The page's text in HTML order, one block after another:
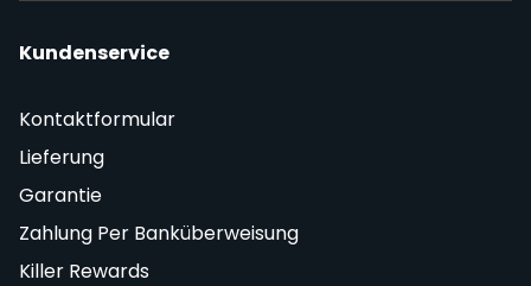
Kundenservice
Kontaktformular
Lieferung
Garantie
Zahlung Per Banküberweisung
Killer Rewards